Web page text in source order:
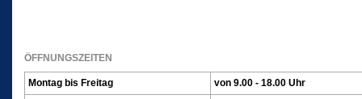
ÖFFNUNGSZEITEN
Montag bis Freitag
von 9.00 - 18.00 Uhr